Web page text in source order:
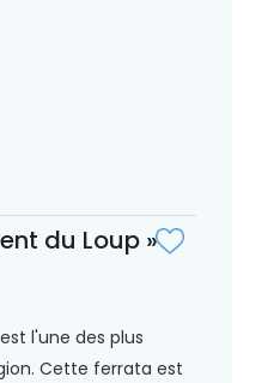
du Loup »
l'une des plus
Cette ferrata est